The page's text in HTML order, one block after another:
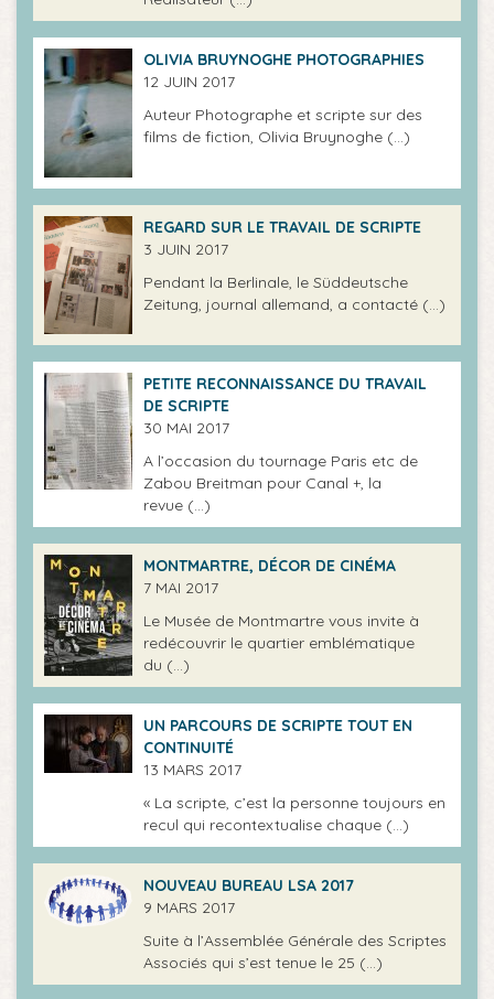
OLIVIA BRUYNOGHE PHOTOGRAPHIES
12 JUIN 2017
Auteur Photographe et scripte sur des
films de fiction, Olivia Bruynoghe (…)
REGARD SUR LE TRAVAIL DE SCRIPTE
3 JUIN 2017
Pendant la Berlinale, le Süddeutsche
Zeitung, journal allemand, a contacté (…)
PETITE RECONNAISSANCE DU TRAVAIL
DE SCRIPTE
30 MAI 2017
A l’occasion du tournage Paris etc de
Zabou Breitman pour Canal +, la
revue (…)
MONTMARTRE, DÉCOR DE CINÉMA
7 MAI 2017
Le Musée de Montmartre vous invite à
redécouvrir le quartier emblématique
du (…)
UN PARCOURS DE SCRIPTE TOUT EN
CONTINUITÉ
13 MARS 2017
« La scripte, c’est la personne toujours en
recul qui recontextualise chaque (…)
NOUVEAU BUREAU LSA 2017
9 MARS 2017
Suite à l’Assemblée Générale des Scriptes
Associés qui s’est tenue le 25 (…)